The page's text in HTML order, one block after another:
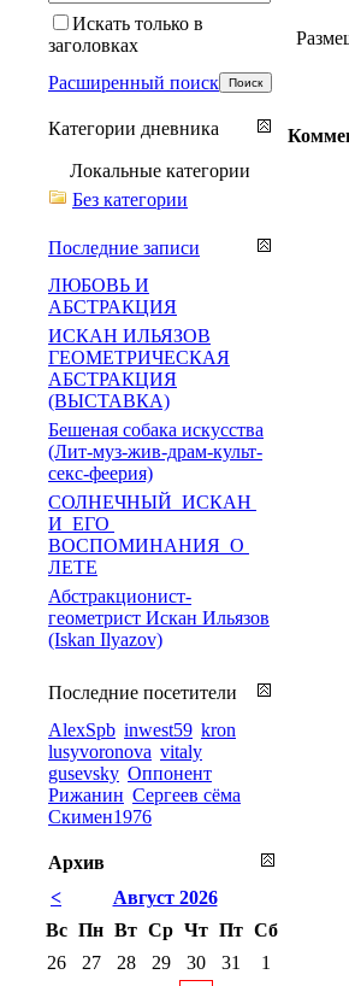
Искать только в
заголовках
Расширенный поиск
Категории дневника
Локальные категории
Без категории
Последние записи
ЛЮБОВЬ И
АБСТРАКЦИЯ
ИСКАН ИЛЬЯЗОВ
ГЕОМЕТРИЧЕСКАЯ
АБСТРАКЦИЯ
(ВЫСТАВКА)
Бешеная собака искусства
(Лит-муз-жив-драм-культ-
секс-феерия)
СОЛНЕЧНЫЙ ИСКАН
И ЕГО
ВОСПОМИНАНИЯ О
ЛЕТЕ
Абстракционист-
геометрист Искан Ильязов
(Iskan Ilyazov)
Последние посетители
AlexSpb inwest59 kron
lusyvoronova vitaly
gusevsky Оппонент
Рижанин Сергеев сёма
Скимен1976
Архив
<
Август 2026
Вс Пн Вт Ср Чт Пт Сб
26
27 28 29 30 31
1